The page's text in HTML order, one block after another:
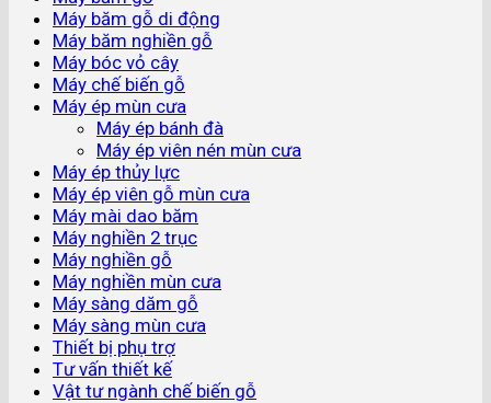
Máy băm gỗ di động
Máy băm nghiền gỗ
Máy bóc vỏ cây
Máy chế biến gỗ
Máy ép mùn cưa
Máy ép bánh đà
Máy ép viên nén mùn cưa
Máy ép thủy lực
Máy ép viên gỗ mùn cưa
Máy mài dao băm
Máy nghiền 2 trục
Máy nghiền gỗ
Máy nghiền mùn cưa
Máy sàng dăm gỗ
Máy sàng mùn cưa
Thiết bị phụ trợ
Tư vấn thiết kế
Vật tư ngành chế biến gỗ